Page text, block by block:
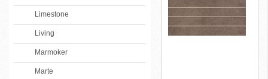
Limestone
Living
Marmoker
Marte